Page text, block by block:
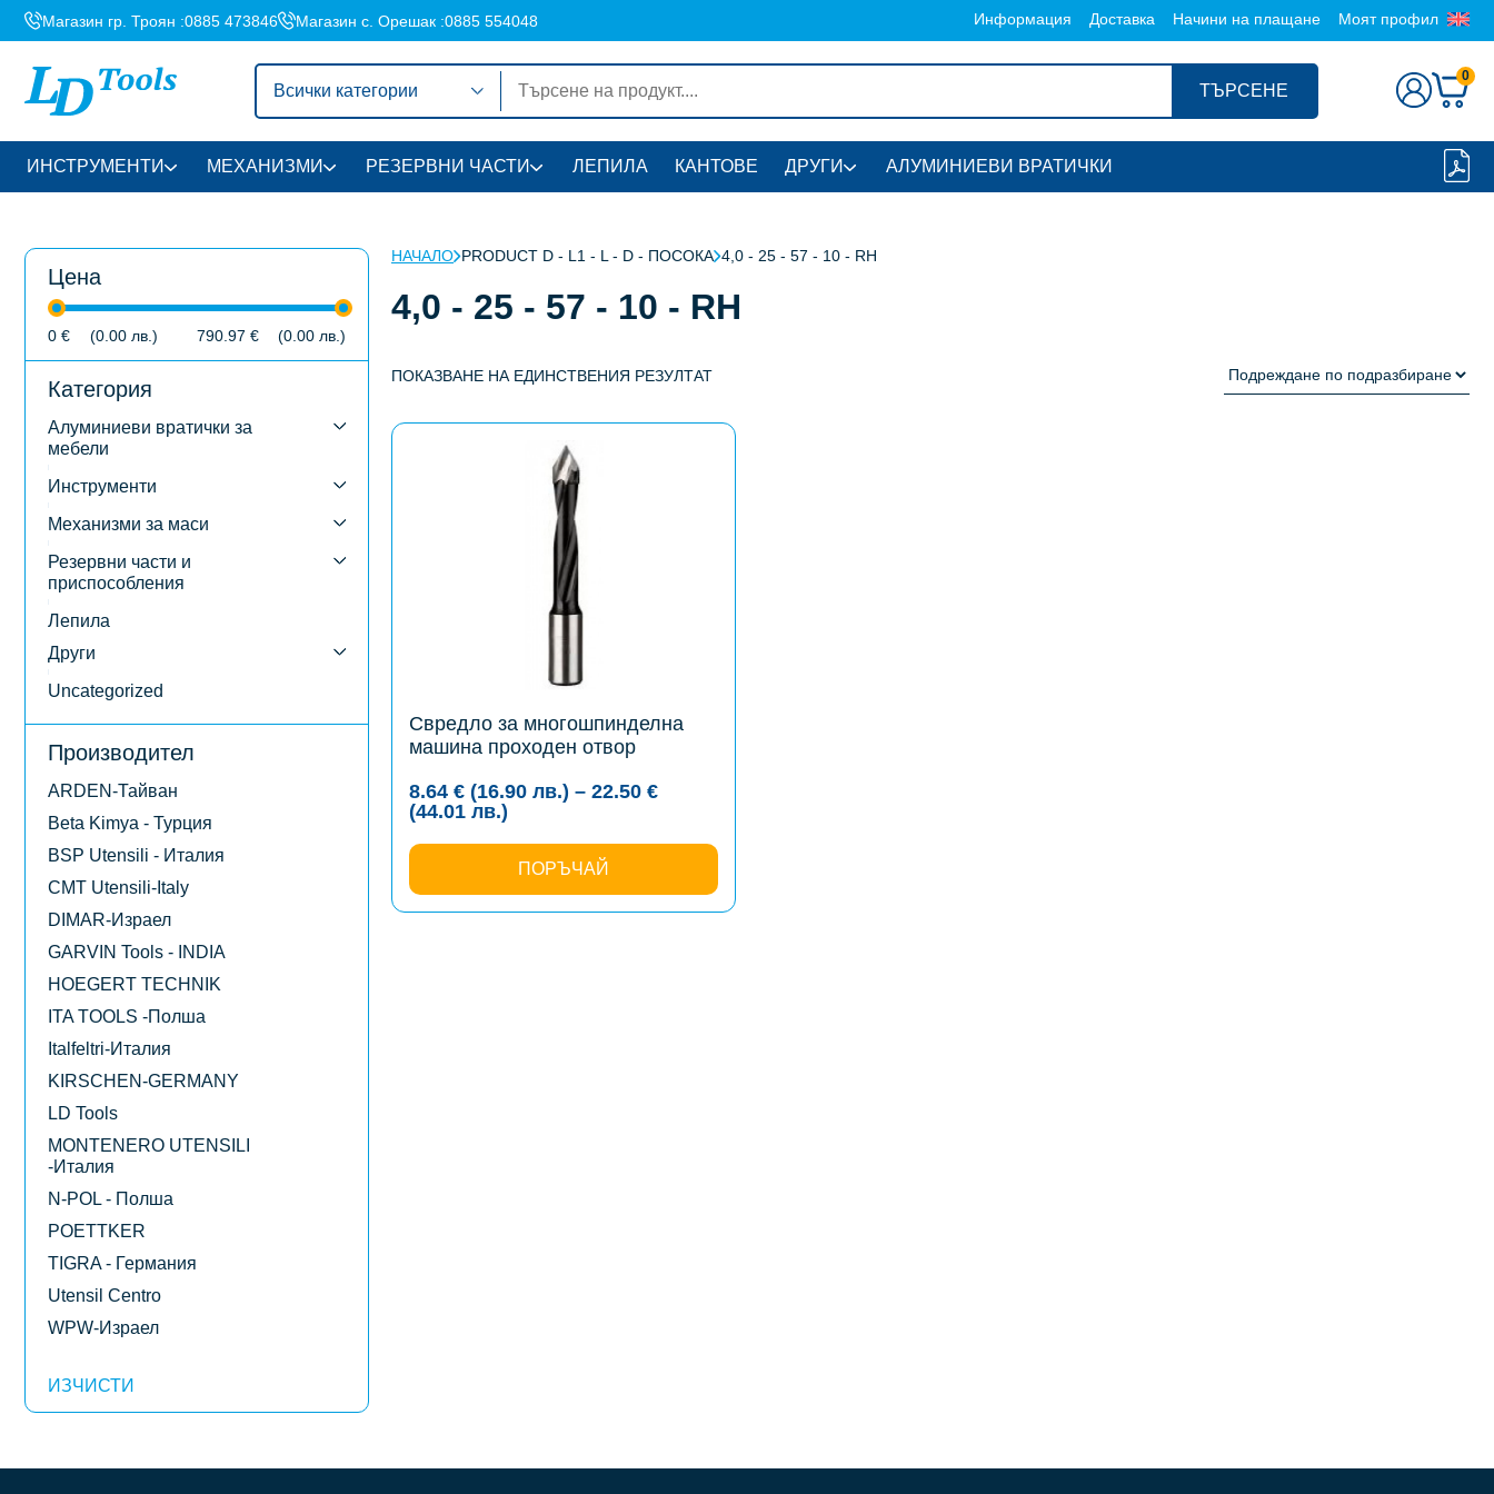
Магазин гр. Троян :0885 473846 Магазин с. Орешак :0885 554048 Информация Доставка Начини на плащане Моят профил
Всички категории ТЪРСЕНЕ
0
ИНСТРУМЕНТИ МЕХАНИЗМИ РЕЗЕРВНИ ЧАСТИ ЛЕПИЛА КАНТОВЕ ДРУГИ АЛУМИНИЕВИ ВРАТИЧКИ
НАЧАЛО PRODUCT D - L1 - L - D - ПОСОКА 4,0 - 25 - 57 - 10 - RH
4,0 - 25 - 57 - 10 - RH
ПОКАЗВАНЕ НА ЕДИНСТВЕНИЯ РЕЗУЛТАТ
Свредло за многошпинделна
машина проходен отвор
8.64 € (16.90 лв.) – 22.50 €
(44.01 лв.)
8.64 €
(16.90
лв.)
through
ПОРЪЧАЙ
Цена
0 € (0.00 лв. ) 790.97 € (0.00 лв. )
Категория
Алуминиеви вратички за
мебели
Инструменти
Механизми за маси
Резервни части и
приспособления
Лепила
Други
Uncategorized
Производител
ARDEN-Тайван
Beta Kimya - Турция
BSP Utensili - Италия
CMT Utensili-Italy
DIMAR-Израел
GARVIN Tools - INDIA
HOEGERT TECHNIK
ITA TOOLS -Полша
Italfeltri-Италия
KIRSCHEN-GERMANY
LD Tools
MONTENERO UTENSILI
-Италия
N-POL - Полша
POETTKER
TIGRA - Германия
Utensil Centro
WPW-Израел